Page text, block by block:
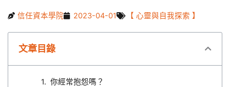
信任資本學院 2023-04-01 【 心靈與自我探索 】
文章目錄
你經常抱怨嗎？